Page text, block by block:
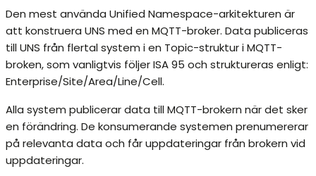
Den mest använda Unified Namespace-arkitekturen är
att konstruera UNS med en MQTT-broker. Data publiceras
till UNS från flertal system i en Topic-struktur i MQTT-
broken, som vanligtvis följer ISA 95 och struktureras enligt:
Enterprise/Site/Area/Line/Cell.
Alla system publicerar data till MQTT-brokern när det sker
en förändring. De konsumerande systemen prenumererar
på relevanta data och får uppdateringar från brokern vid
uppdateringar.